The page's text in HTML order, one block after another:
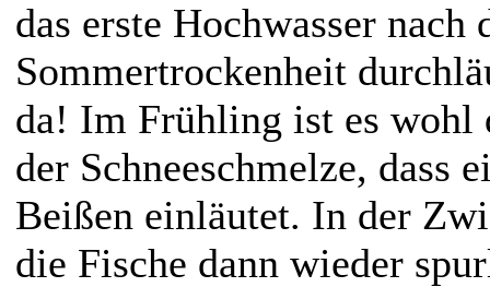
das erste Hochwasser nach
Sommertrockenheit
da! Im Frühling ist es wohl
der Schneeschmelze, dass
Beißen einläutet. In der
die Fische dann wieder